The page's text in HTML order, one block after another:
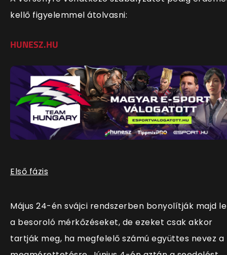
kellő figyelemmel átolvasni:
HUNESZ.HU
Első fázis
Május 24-én svájci rendszerben bonyolítják majd le
a besoroló mérkőzéseket, de ezeket csak akkor
tartják meg, ha megfelelő számú együttes nevez a